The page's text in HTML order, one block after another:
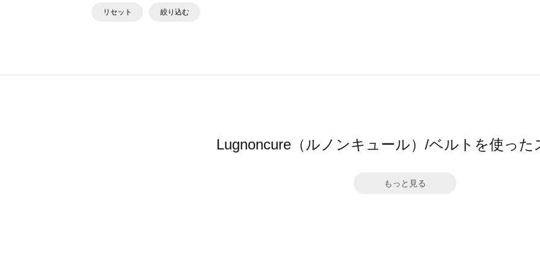
リセット 絞り込む
Lugnoncure（ルノンキュール）/ベルトを使った
もっと見る